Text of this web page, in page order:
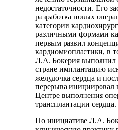
недостаточности. Его
разработка новых
категории
различными формами
первым развил
кардиомиопластики, в
Л.А. Бокерия выполнил
стране имплантацию
желудочка сердца и
перерыва инициировал
Центре выполнения
трансплантации сердца.
По инициативе Л.А.